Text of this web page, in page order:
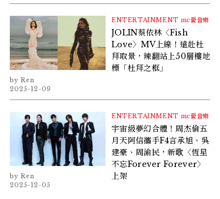
ENTERTAINMENT mc愛音樂
JOLIN蔡依林〈Fish
Love〉MV上線！遠赴杜
拜取景，辣翻站上50層樓地
標「杜拜之框」
Ren
2025-12-09
ENTERTAINMENT mc愛音樂
宇宙級夢幻合體！周杰倫五
月天阿信攜手F4言承旭、吳
建豪、周渝民，新歌〈恆星
不忘Forever Forever〉
上架
Ren
2025-12-05